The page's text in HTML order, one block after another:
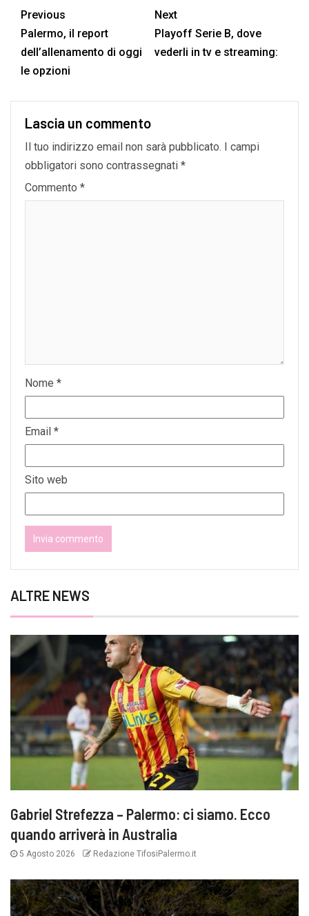
Previous
Palermo, il report
dell’allenamento di oggi
Next
Playoff Serie B, dove
vederli in tv e streaming:
le opzioni
Lascia un commento
Il tuo indirizzo email non sarà pubblicato.
I campi
obbligatori sono contrassegnati *
Commento *
Nome *
Email *
Sito web
ALTRE NEWS
Gabriel Strefezza – Palermo: ci siamo. Ecco
quando arriverà in Australia
5 Agosto 2026 Redazione TifosiPalermo.it